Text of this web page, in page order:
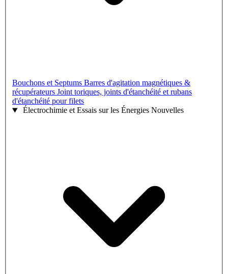
Bouchons et Septums Barres d'agitation magnétiques &
récupérateurs Joint toriques, joints d'étanchéité et rubans
d'étanchéité pour filets
Électrochimie et Essais sur les Énergies Nouvelles